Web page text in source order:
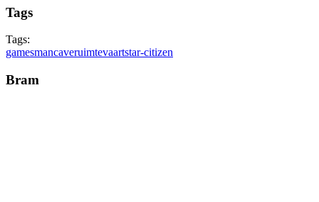
Tags
Tags:
gamesmancaveruimtevaartstar-citizen
Bram